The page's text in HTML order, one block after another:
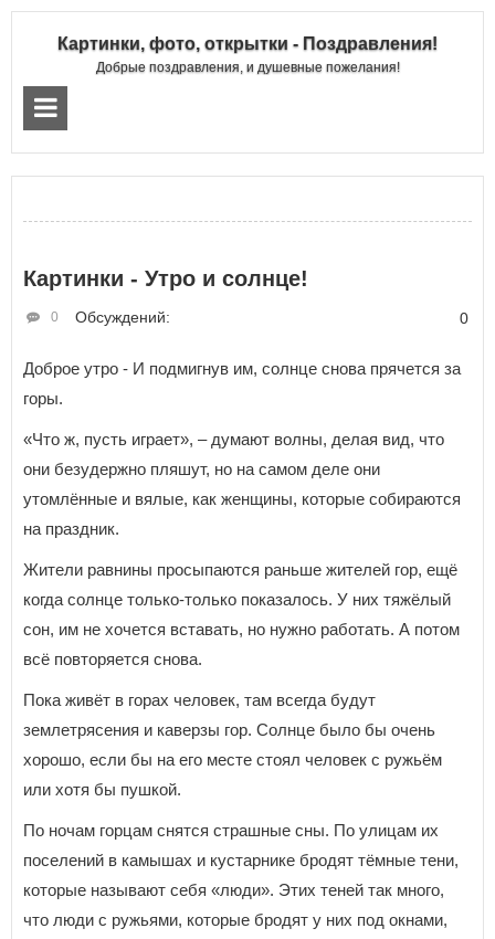
Картинки, фото, открытки - Поздравления!
Добрые поздравления, и душевные пожелания!
Картинки - Утро и солнце!
Обсуждений:
0 0
Доброе утро - И подмигнув им, солнце снова прячется за
горы.
«Что ж, пусть играет», – думают волны, делая вид, что
они безудержно пляшут, но на самом деле они
утомлённые и вялые, как женщины, которые собираются
на праздник.
Жители равнины просыпаются раньше жителей гор, ещё
когда солнце только-только показалось. У них тяжёлый
сон, им не хочется вставать, но нужно работать. А потом
всё повторяется снова.
Пока живёт в горах человек, там всегда будут
землетрясения и каверзы гор. Солнце было бы очень
хорошо, если бы на его месте стоял человек с ружьём
или хотя бы пушкой.
По ночам горцам снятся страшные сны. По улицам их
поселений в камышах и кустарнике бродят тёмные тени,
которые называют себя «люди». Этих теней так много,
что люди с ружьями, которые бродят у них под окнами,